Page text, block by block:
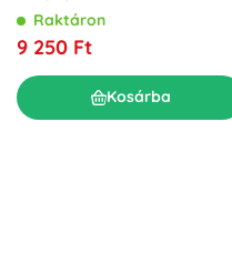
Raktáron
9 250 Ft
Kosárba